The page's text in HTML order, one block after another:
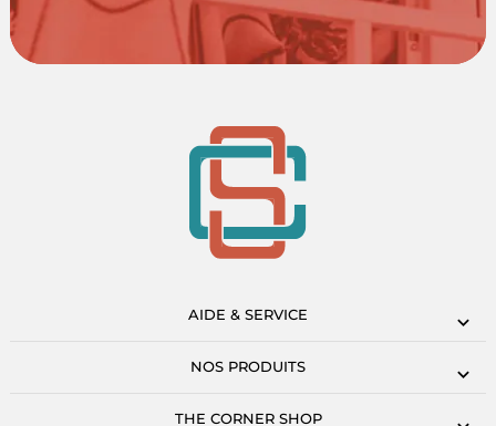
AIDE & SERVICE
NOS PRODUITS
THE CORNER SHOP